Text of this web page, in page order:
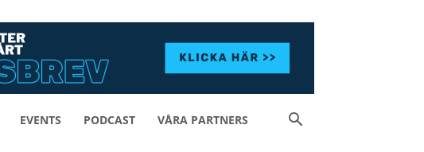
EVENTS PODCAST VÅRA PARTNERS